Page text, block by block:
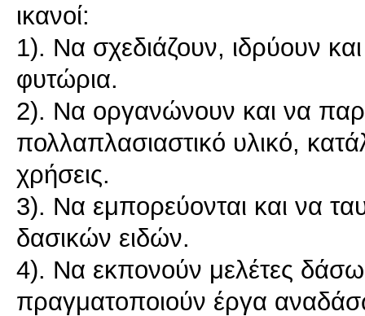
ικανοί:
1). Να σχεδιάζουν, ιδρύουν
φυτώρια.
2). Να οργανώνουν και να
πολλαπλασιαστικό υλικό,
χρήσεις.
3). Να εμπορεύονται και να
δασικών ειδών.
4). Να εκπονούν μελέτες
πραγματοποιούν έργα